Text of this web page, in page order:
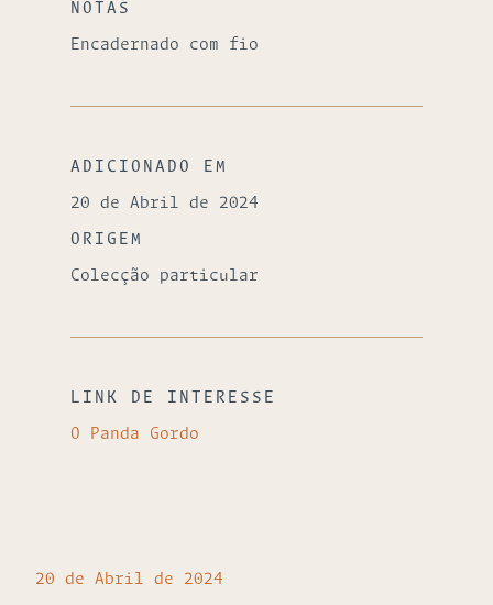
NOTAS
Encadernado com fio
ADICIONADO EM
20 de Abril de 2024
ORIGEM
Colecção particular
LINK DE INTERESSE
O Panda Gordo
20 de Abril de 2024